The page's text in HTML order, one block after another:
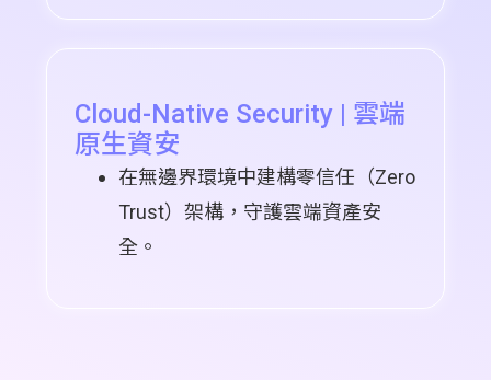
Cloud-Native Security | 雲端
原生資安
在無邊界環境中建構零信任（Zero
Trust）架構，守護雲端資產安
全。